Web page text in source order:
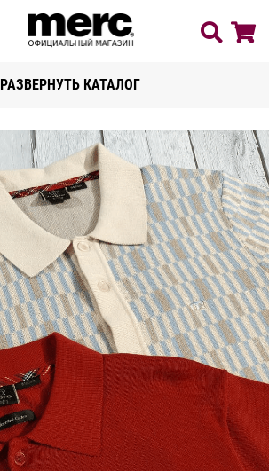
РАЗВЕРНУТЬ КАТАЛОГ